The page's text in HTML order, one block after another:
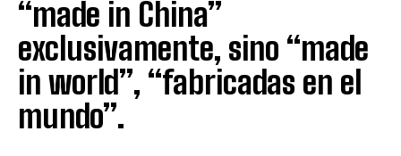
“made in China”
exclusivamente, sino “made
in world”, “fabricadas en el
mundo”.